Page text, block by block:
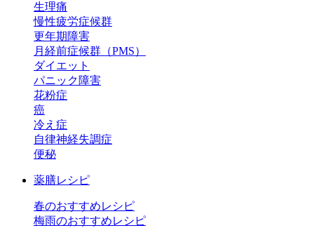
生理痛
慢性疲労症候群
更年期障害
月経前症候群（PMS）
ダイエット
パニック障害
花粉症
癌
冷え症
自律神経失調症
便秘
薬膳レシピ
春のおすすめレシピ
梅雨のおすすめレシピ